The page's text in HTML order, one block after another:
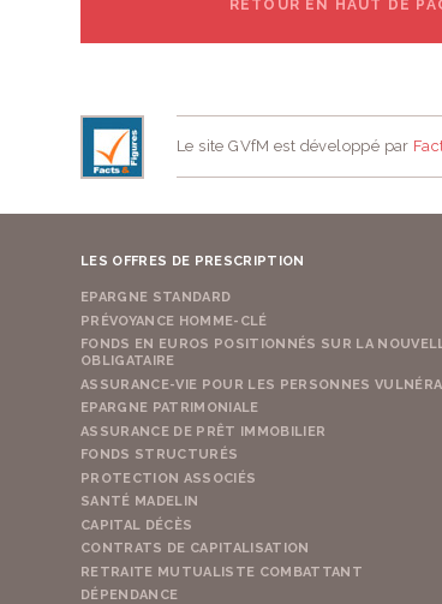
RETOUR EN HAUT DE
Le site GVfM est développé par
LES OFFRES DE PRESCRIPTION
EPARGNE STANDARD
PRÉVOYANCE HOMME-CLÉ
FONDS EN EUROS POSITIONNÉS SUR LA
OBLIGATAIRE
ASSURANCE-VIE POUR LES PERSONNES
EPARGNE PATRIMONIALE
ASSURANCE DE PRÊT IMMOBILIER
FONDS STRUCTURÉS
PROTECTION ASSOCIÉS
SANTÉ MADELIN
CAPITAL DÉCÈS
CONTRATS DE CAPITALISATION
RETRAITE MUTUALISTE COMBATTANT
DÉPENDANCE